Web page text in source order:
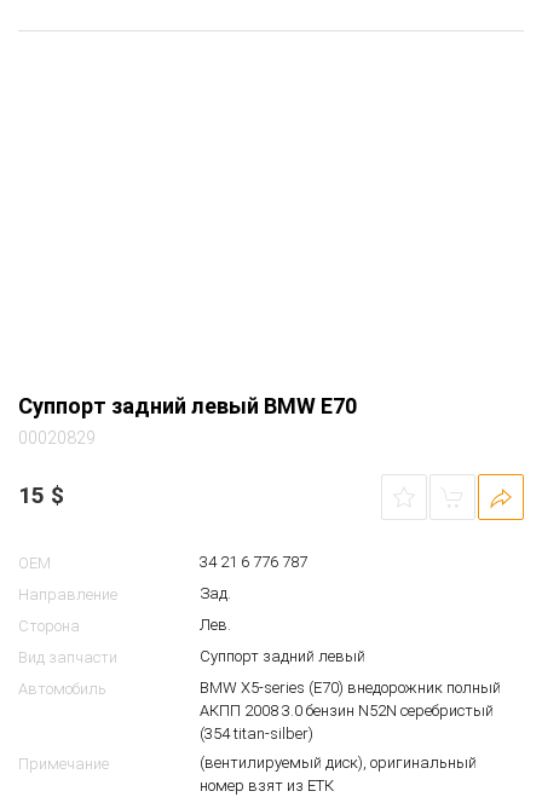
Суппорт задний левый BMW E70
15
OEM
Направление
Зад.
Суппорт задний левый
Автомобиль
BMW X5-series (E70) внедорожник полный
АКПП 2008 3.0 бензин N52N серебристый